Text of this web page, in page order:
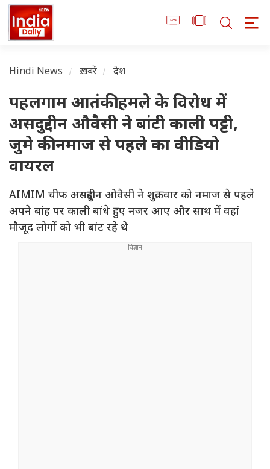
Hindi News ख़बरें देश
पहलगाम आतंकी हमले के विरोध में
असदुद्दीन औवैसी ने बांटी काली पट्टी,
जुमे की नमाज से पहले का वीडियो
वायरल
AIMIM चीफ असदुद्दीन ओवैसी ने शुक्रवार को नमाज से पहले
अपने बांह पर काली बांधे हुए नजर आए और साथ में वहां
मौजूद लोगों को भी बांट रहे थे